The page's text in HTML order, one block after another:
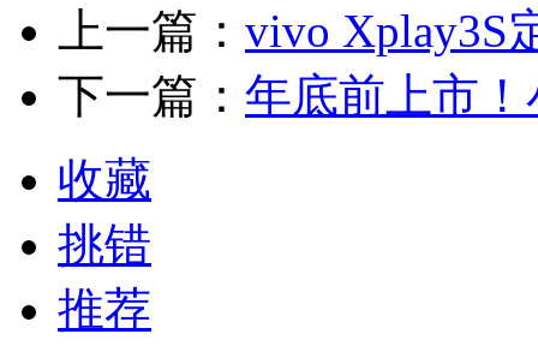
上一篇： vivo Xplay3S
下一篇： 年底前上市
收藏
挑错
推荐